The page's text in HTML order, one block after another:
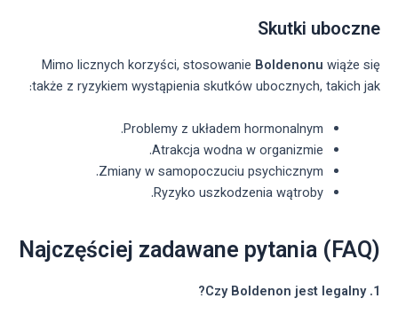
Skutki uboczne
Mimo licznych korzyści, stosowanie Boldenonu wiąże się
także z ryzykiem wystąpienia skutków ubocznych, takich jak:
Problemy z układem hormonalnym.
Atrakcja wodna w organizmie.
Zmiany w samopoczuciu psychicznym.
Ryzyko uszkodzenia wątroby.
Najczęściej zadawane pytania (FAQ)
1. Czy Boldenon jest legalny?